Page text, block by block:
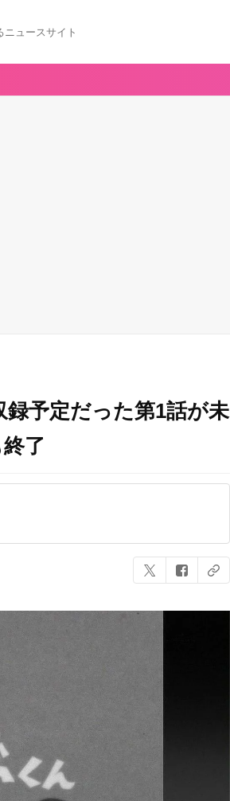
ュースサイト
録予定だった第1話が未
了